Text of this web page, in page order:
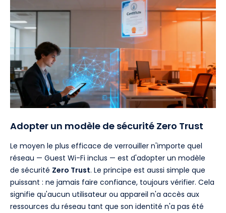
Adopter un modèle de sécurité Zero Trust
Le moyen le plus efficace de verrouiller n'importe quel
réseau — Guest Wi-Fi inclus — est d'adopter un modèle
de sécurité Zero Trust. Le principe est aussi simple que
puissant : ne jamais faire confiance, toujours vérifier. Cela
signifie qu'aucun utilisateur ou appareil n'a accès aux
ressources du réseau tant que son identité n'a pas été